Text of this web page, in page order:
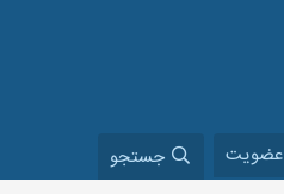
عضویت جستجو